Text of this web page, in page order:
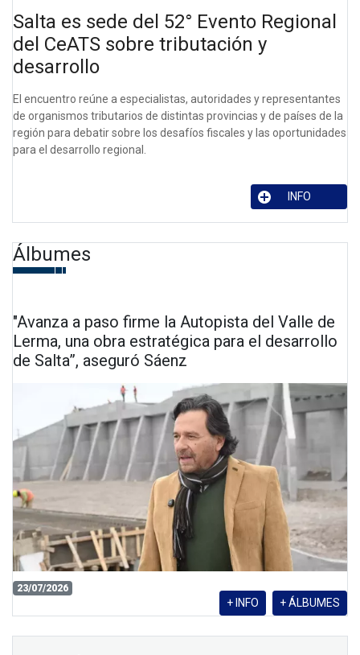
Salta es sede del 52° Evento Regional
del CeATS sobre tributación y
desarrollo
El encuentro reúne a especialistas, autoridades y representantes
de organismos tributarios de distintas provincias y de países de la
región para debatir sobre los desafíos fiscales y las oportunidades
para el desarrollo regional.
INFO
Álbumes
"Avanza a paso firme la Autopista del Valle de
Lerma, una obra estratégica para el desarrollo
de Salta”, aseguró Sáenz
23/07/2026
+ ÁLBUMES
+ INFO